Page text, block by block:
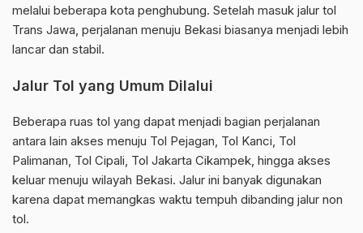
melalui beberapa kota penghubung. Setelah masuk jalur tol
Trans Jawa, perjalanan menuju Bekasi biasanya menjadi lebih
lancar dan stabil.
Jalur Tol yang Umum Dilalui
Beberapa ruas tol yang dapat menjadi bagian perjalanan
antara lain akses menuju Tol Pejagan, Tol Kanci, Tol
Palimanan, Tol Cipali, Tol Jakarta Cikampek, hingga akses
keluar menuju wilayah Bekasi. Jalur ini banyak digunakan
karena dapat memangkas waktu tempuh dibanding jalur non
tol.